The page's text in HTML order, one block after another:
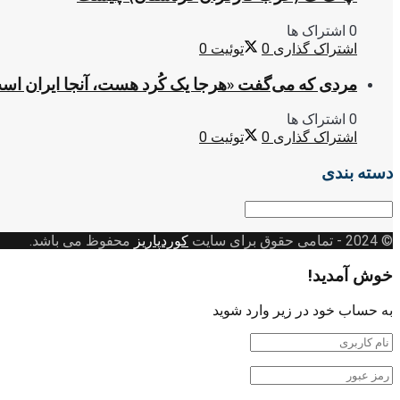
0 اشتراک ها
اشتراک گذاری 0 توئیت 0
مردی که می‌گفت «هرجا یک کُرد هست، آنجا ایران
0 اشتراک ها
اشتراک گذاری 0 توئیت 0
دسته بندی
دسته
© 2024
- تمامی حقوق برای سایت کوردپاریز محفوظ می باشد.
خوش آمدید!
به حساب خود در زیر وارد شوید